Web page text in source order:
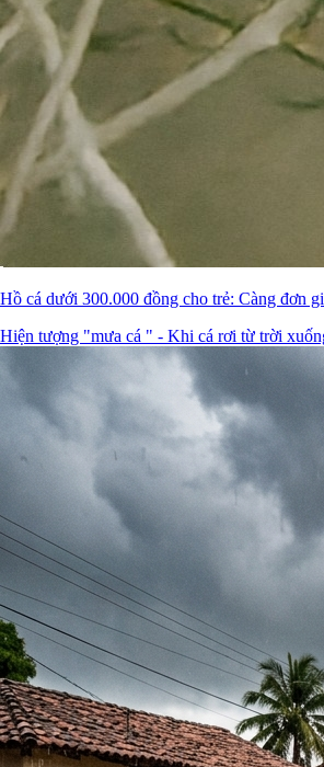
Hồ cá dưới 300.000 đồng cho trẻ: Càng đơn
Hiện tượng "mưa cá " - Khi cá rơi từ trời